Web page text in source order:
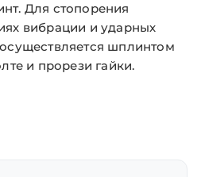
Для стопорения
вибрации и ударных
шплинтом
и прорези гайки.